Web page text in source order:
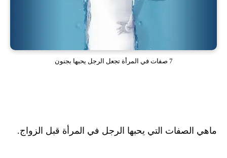
7 صفات في المرأة تجعل الرجل يحبها بجنون
ماهي الصفات التي يحبها الرجل في المرأة قبل الزواج.